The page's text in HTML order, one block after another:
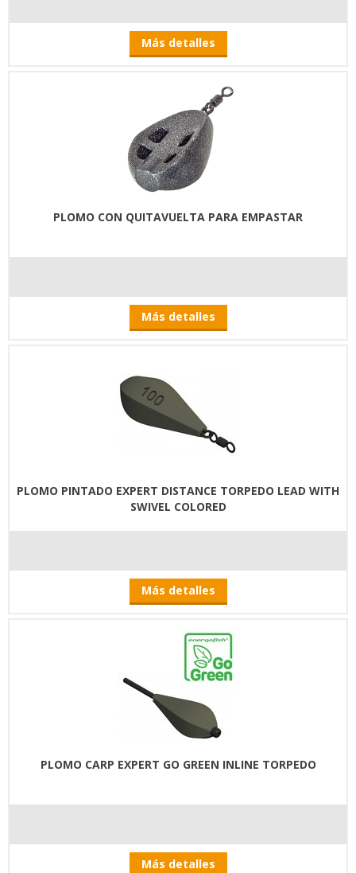
Más detalles
PLOMO CON QUITAVUELTA PARA EMPASTAR
Más detalles
PLOMO PINTADO EXPERT DISTANCE TORPEDO LEAD WITH
SWIVEL COLORED
Más detalles
PLOMO CARP EXPERT GO GREEN INLINE TORPEDO
Más detalles